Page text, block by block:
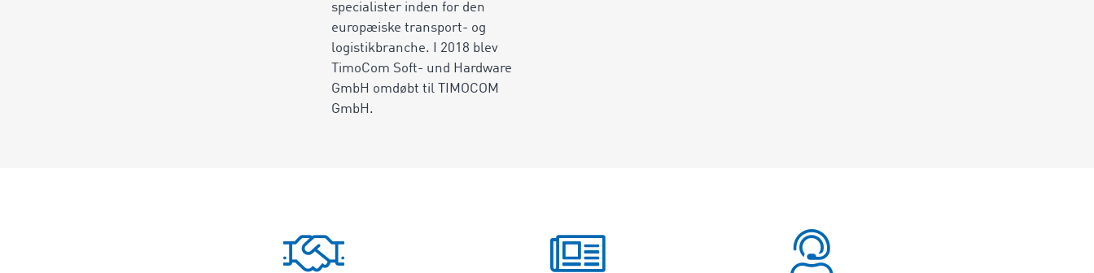
specialister inden for den
europæiske transport- og
logistikbranche. I 2018 blev
TimoCom Soft- und Hardware
GmbH omdøbt til TIMOCOM
GmbH.